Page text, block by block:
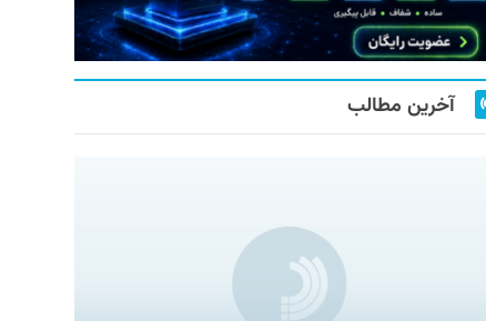
آخرین مطالب